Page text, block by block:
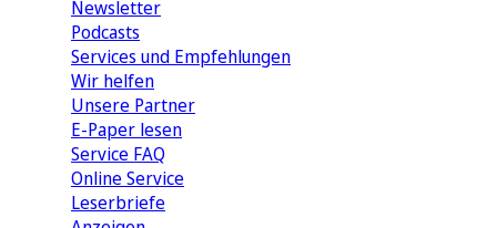
Newsletter
Podcasts
Services und Empfehlungen
Wir helfen
Unsere Partner
E-Paper lesen
Service FAQ
Online Service
Leserbriefe